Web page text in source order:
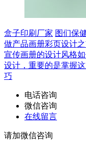
盒子印刷厂家 图们保
做产品画册彩页设计
宣传画册的设计风格
设计，重要的是掌握这
巧
电话咨询
微信咨询
在线留言
请加微信咨询